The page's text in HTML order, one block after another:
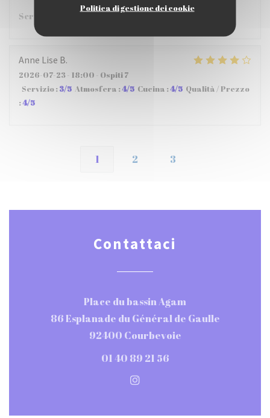
Politica di gestione dei cookie
Service très rapide, plats excellents!
Anne Lise B
2026-07-23- 18:00 - Ospiti 7
Servizio:3/5 Atmosfera :4/5 Cucina :4/5 Qualità / Prezzo
:4/5
1 2 3
Contattaci
Place du bassin Agam
86 Esplanade du Général de Gaulle
92400 Courbevoie((apre una nuova
01 40 89 21 56
Instagram ((apre una